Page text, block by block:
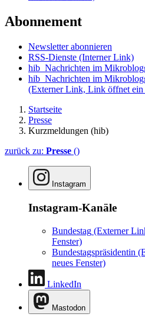
Abonnement
Newsletter abonnieren
RSS-Dienste (Interner Link)
hib_Nachrichten im
hib_Nachrichten im
(Externer Link, Link öffnet ein
Startseite
Presse
Kurzmeldungen (hib)
zurück zu: Presse ()
Instagram
Instagram-Kanäle
Bundestag (Externer
Fenster)
Bundestagspräsidentin
neues Fenster)
LinkedIn
Mastodon